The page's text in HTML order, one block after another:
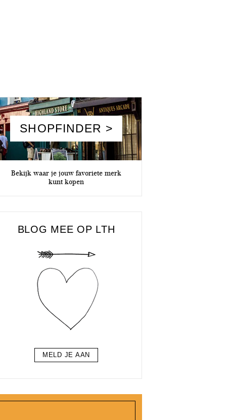
SHOPFINDER >
Bekijk waar je jouw favoriete merk
kunt kopen
BLOG MEE OP LTH
MELD JE AAN